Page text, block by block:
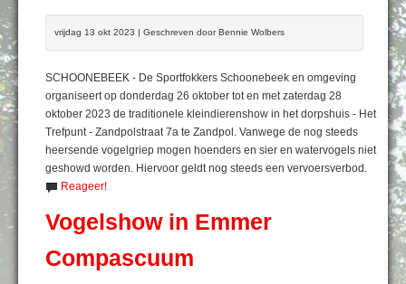
vrijdag 13 okt 2023 | Geschreven door Bennie Wolbers
SCHOONEBEEK - De Sportfokkers Schoonebeek en omgeving
organiseert op donderdag 26 oktober tot en met zaterdag 28
oktober 2023 de traditionele kleindierenshow in het dorpshuis - Het
Trefpunt - Zandpolstraat 7a te Zandpol. Vanwege de nog steeds
heersende vogelgriep mogen hoenders en sier en watervogels niet
geshowd worden. Hiervoor geldt nog steeds een vervoersverbod.
Reageer!
Vogelshow in Emmer
Compascuum